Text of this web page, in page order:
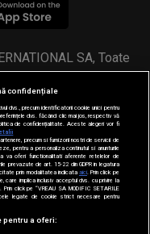
SA, Toate
confidențiale
dvs., precum identificatorii cookie unici pentru
dvs. făcând clic mai jos, respectiv vă
de confidențialitate. Aceste alegeri vor fi
precum si furnizorii nostri de servicii de
pentru a personaliza continutul si anunturile
va oferi functionalitati aferente retelelor de
prevazute de art. 15-22 din GDPR in legatura
prin modalitatea indicataaici . Prin click pe
care implica inclusiv acceptul dvs. cu privire la
click pe “VREAU SA MODIFIC SETARILE
cele legate de cookie strict necesare pentru
pentru a oferi: